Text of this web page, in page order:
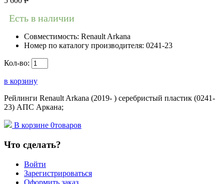
Есть в наличии
Совместимость: Renault Arkana
Номер по каталогу производителя: 0241-23
Кол-во:
в корзину
Рейлинги Renault Arkana (2019- ) серебристый пластик (0241-
23) АПС Аркана;
В корзине 0товаров
Что сделать?
Войти
Зарегистрироваться
Оформить заказ